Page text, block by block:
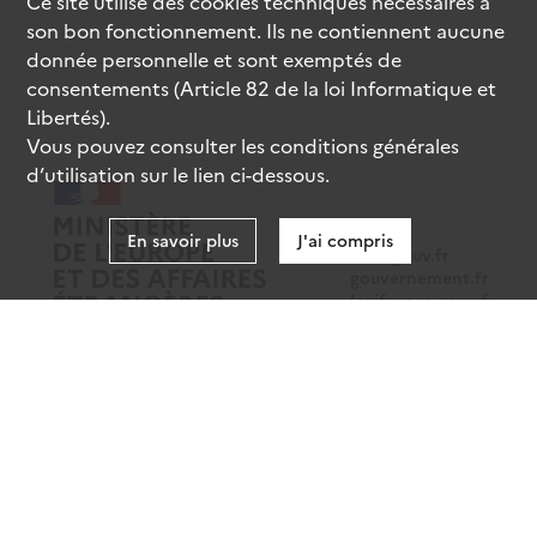
data.gouv.fr
legifrance.gouv.fr
son bon fonctionnement. Ils ne contiennent aucune
donnée personnelle et sont exemptés de
consentements (Article 82 de la loi Informatique et
Libertés).
Vous pouvez consulter les conditions générales
d’utilisation sur le lien ci-dessous.
En savoir plus J'ai compris